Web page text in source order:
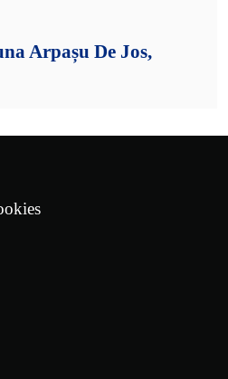
Arpașu De Jos,